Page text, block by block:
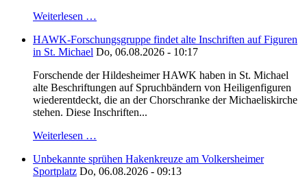
Weiterlesen …
HAWK-Forschungsgruppe findet alte Inschriften auf Figuren
in St. Michael Do, 06.08.2026 - 10:17
Forschende der Hildesheimer HAWK haben in St. Michael
alte Beschriftungen auf Spruchbändern von Heiligenfiguren
wiederentdeckt, die an der Chorschranke der Michaeliskirche
stehen. Diese Inschriften...
Weiterlesen …
Unbekannte sprühen Hakenkreuze am Volkersheimer
Sportplatz Do, 06.08.2026 - 09:13